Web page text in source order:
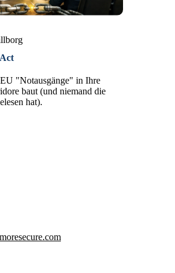
"Notausgänge" in Ihre
baut (und niemand die
hat).